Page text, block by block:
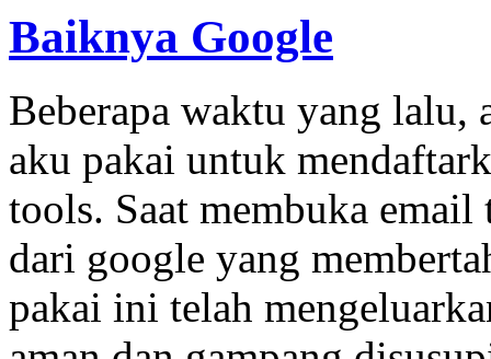
Baiknya Google
Beberapa waktu yang lalu,
aku pakai untuk
tools. Saat membuka
dari google yang
pakai ini telah